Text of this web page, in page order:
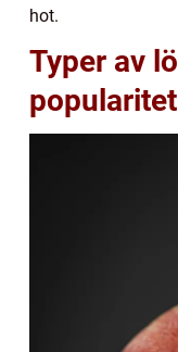
hot.
Typer av
popularitet